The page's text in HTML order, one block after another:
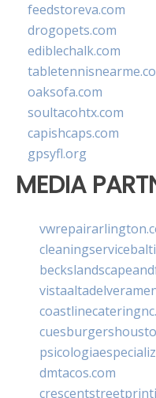
feedstoreva.com
drogopets.com
ediblechalk.com
oaksofa.com
soultacohtx.com
capishcaps.com
gpsyfl.org
MEDIA
dmtacos.com